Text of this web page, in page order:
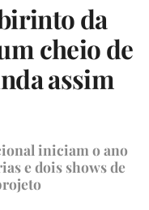
da
cheio de
assim
iniciam o ano
e dois shows de